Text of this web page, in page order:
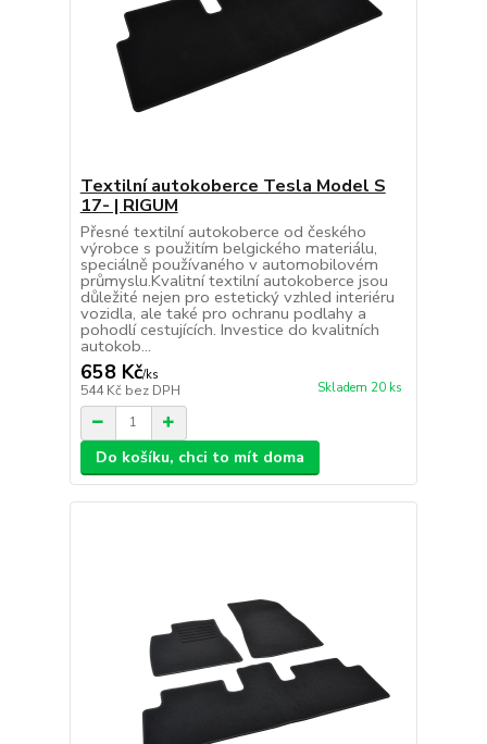
Textilní autokoberce Tesla Model S
17- | RIGUM
Přesné textilní autokoberce od českého
výrobce s použitím belgického materiálu,
speciálně používaného v automobilovém
průmyslu.Kvalitní textilní autokoberce jsou
důležité nejen pro estetický vzhled interiéru
vozidla, ale také pro ochranu podlahy a
pohodlí cestujících. Investice do kvalitních
autokob...
658 Kč/ks
544 Kč bez DPH Skladem 20 ks
Do košíku, chci to mít doma